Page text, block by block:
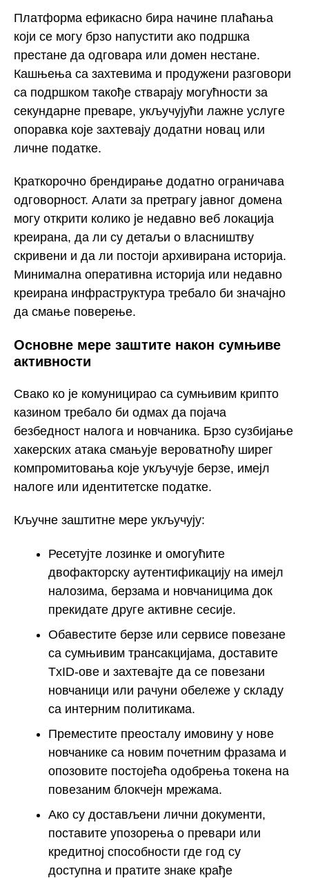
Платформа ефикасно бира начине плаћања
који се могу брзо напустити ако подршка
престане да одговара или домен нестане.
Кашњења са захтевима и продужени разговори
са подршком такође стварају могућности за
секундарне преваре, укључујући лажне услуге
опоравка које захтевају додатни новац или
личне податке.
Краткорочно брендирање додатно ограничава
одговорност. Алати за претрагу јавног домена
могу открити колико је недавно веб локација
креирана, да ли су детаљи о власништву
скривени и да ли постоји архивирана историја.
Минимална оперативна историја или недавно
креирана инфраструктура требало би значајно
да смање поверење.
Основне мере заштите након сумњиве
активности
Свако ко је комуницирао са сумњивим крипто
казином требало би одмах да појача
безбедност налога и новчаника. Брзо сузбијање
хакерских атака смањује вероватноћу ширег
компромитовања које укључује берзе, имејл
налоге или идентитетске податке.
Кључне заштитне мере укључују:
Ресетујте лозинке и омогућите
двофакторску аутентификацију на имејл
налозима, берзама и новчаницима док
прекидате друге активне сесије.
Обавестите берзе или сервисе повезане
са сумњивим трансакцијама, доставите
TxID-ове и захтевајте да се повезани
новчаници или рачуни обележе у складу
са интерним политикама.
Преместите преосталу имовину у нове
новчанике са новим почетним фразама и
опозовите постојећа одобрења токена на
повезаним блокчејн мрежама.
Ако су достављени лични документи,
поставите упозорења о превари или
кредитној способности где год су
доступна и пратите знаке крађе